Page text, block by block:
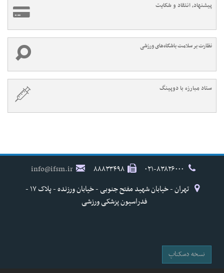
پیشنهاد، انتقاد و شکایت
نظارت بر سلامت باشگاه‌های ورزشی
ستاد مبارزه با دوپینگ
۸۸۸۳۳۴۹۸
info@ifsm.ir
تهران - خیابان شهید مفتح جنوبی - خیابان ورزنده - پلاک ۱۷ -
فدراسیون پزشکی ورزشی
نسخه دسکتاپ